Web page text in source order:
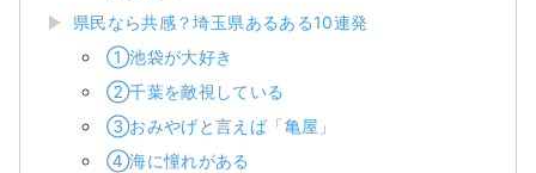
県民なら共感？埼玉県あるある10連発
①池袋が大好き
②千葉を敵視している
③おみやげと言えば「亀屋」
④海に憧れがある